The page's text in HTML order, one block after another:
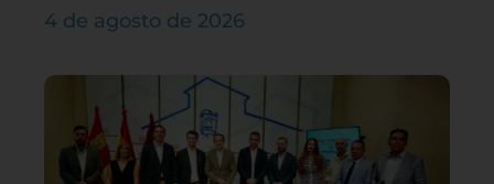
4 de agosto de 2026